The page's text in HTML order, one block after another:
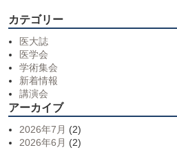
カテゴリー
医大誌
医学会
学術集会
新着情報
講演会
アーカイブ
2026年7月 (2)
2026年6月 (2)